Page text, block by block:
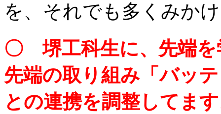
を、それでも多くみか
〇 堺工科生に、先端を
先端の取り組み「バッ
との連携を調整してま